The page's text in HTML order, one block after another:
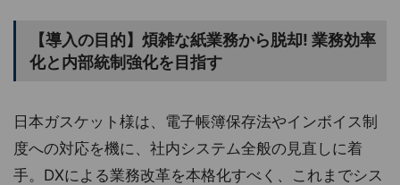
【導入の目的】煩雑な紙業務から脱却! 業務効率
化と内部統制強化を目指す
日本ガスケット様は、電子帳簿保存法やインボイス制
度への対応を機に、社内システム全般の見直しに着
手。DXによる業務改革を本格化すべく、これまでシス